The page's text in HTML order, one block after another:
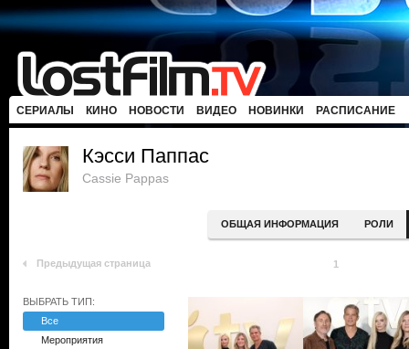
СЕРИАЛЫ КИНО НОВОСТИ ВИДЕО НОВИНКИ РАСПИСАНИЕ
Кэсси Паппас
Cassie Pappas
ОБЩАЯ ИНФОРМАЦИЯ РОЛИ
Предыдущая страница 1
ВЫБРАТЬ ТИП:
Все
Мероприятия